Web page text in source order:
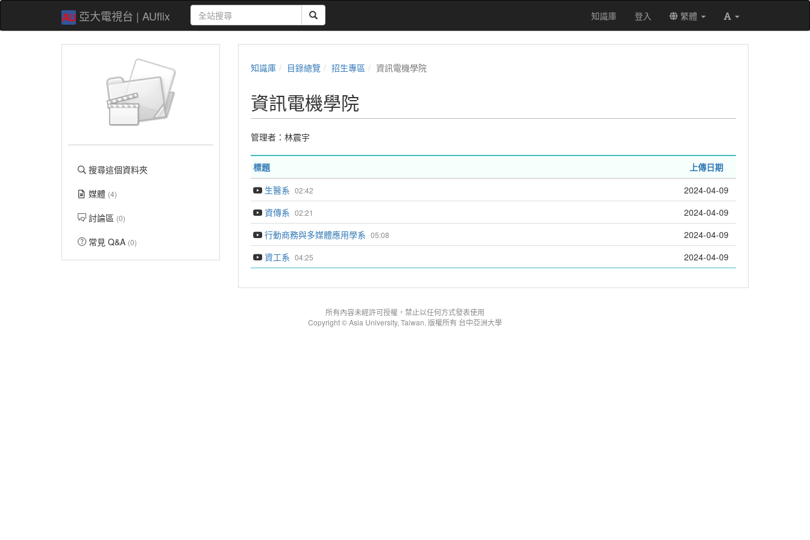
亞大電視台 | AUflix 知識庫 登入 繁體
搜尋這個資料夾
媒體 (4)
討論區 (0)
常見 Q&A (0)
知識庫 目錄總覽 招生專區 資訊電機學院
資訊電機學院
管理者： 林震宇
標題 上傳日期
02:42
生醫系 2024-04-09
02:21
資傳系 2024-04-09
05:08
行動商務與多媒體應用學系 2024-04-09
04:25
資工系 2024-04-09
所有內容未經許可授權，禁止以任何方式發表使用
Copyright © Asia University, Taiwan. 版權所有 台中亞洲大學